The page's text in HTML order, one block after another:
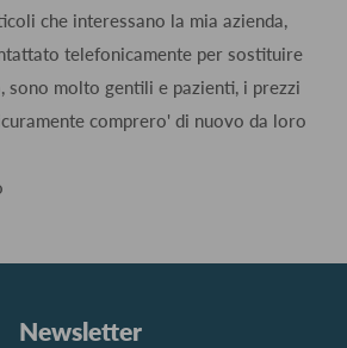
che interessano la mia azienda,
telefonicamente per sostituire
sono molto gentili e pazienti, i prezzi
comprero' di nuovo da loro
Newsletter